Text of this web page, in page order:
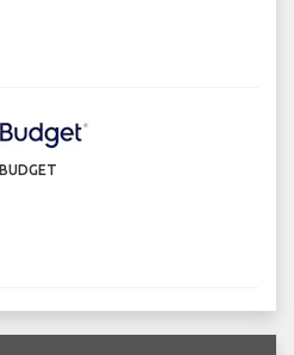
BUDGET